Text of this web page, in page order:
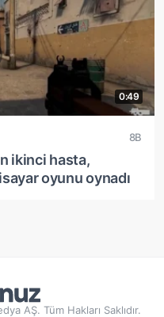
0:49
8B
ikinci hasta,
oyunu oynadı
AŞ. Tüm Hakları Saklıdır.